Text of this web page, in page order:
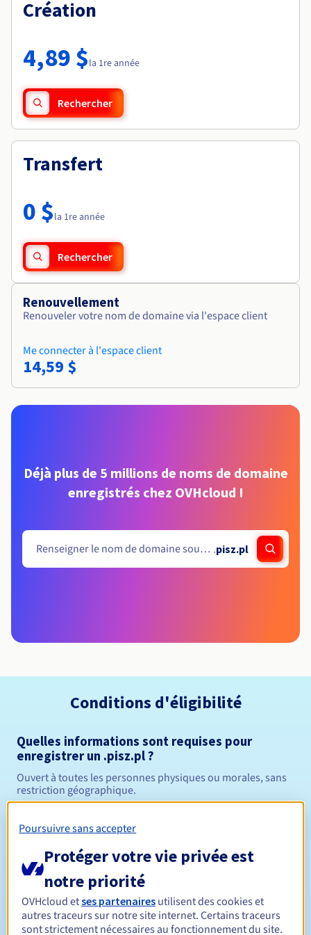
Tarifs
Roadmap & Changelog
Roadmap & Changelog
Création
4,89 $la 1re année
Rechercher
Transfert
0 $la 1re année
Rechercher
Renouvellement
Renouveler votre nom de domaine via l'espace client
Me connecter à l'espace client
14,59 $
Déjà plus de 5 millions de noms de domaine
enregistrés chez OVHcloud !
.pisz.pl
Conditions d'éligibilité
Quelles informations sont requises pour
enregistrer un .pisz.pl ?
Ouvert à toutes les personnes physiques ou morales, sans
restriction géographique.
Règles de gestion et notifications
Durée de réservation Entre 1 et 10 ans
Durée de renouvellement Entre 1 et 10 ans
Poursuivre sans accepter
Protéger votre vie privée est
notre priorité
OVHcloud etses partenaires utilisent des cookies et
autres traceurs sur notre site internet. Certains traceurs
sont strictement nécessaires au fonctionnement du site.